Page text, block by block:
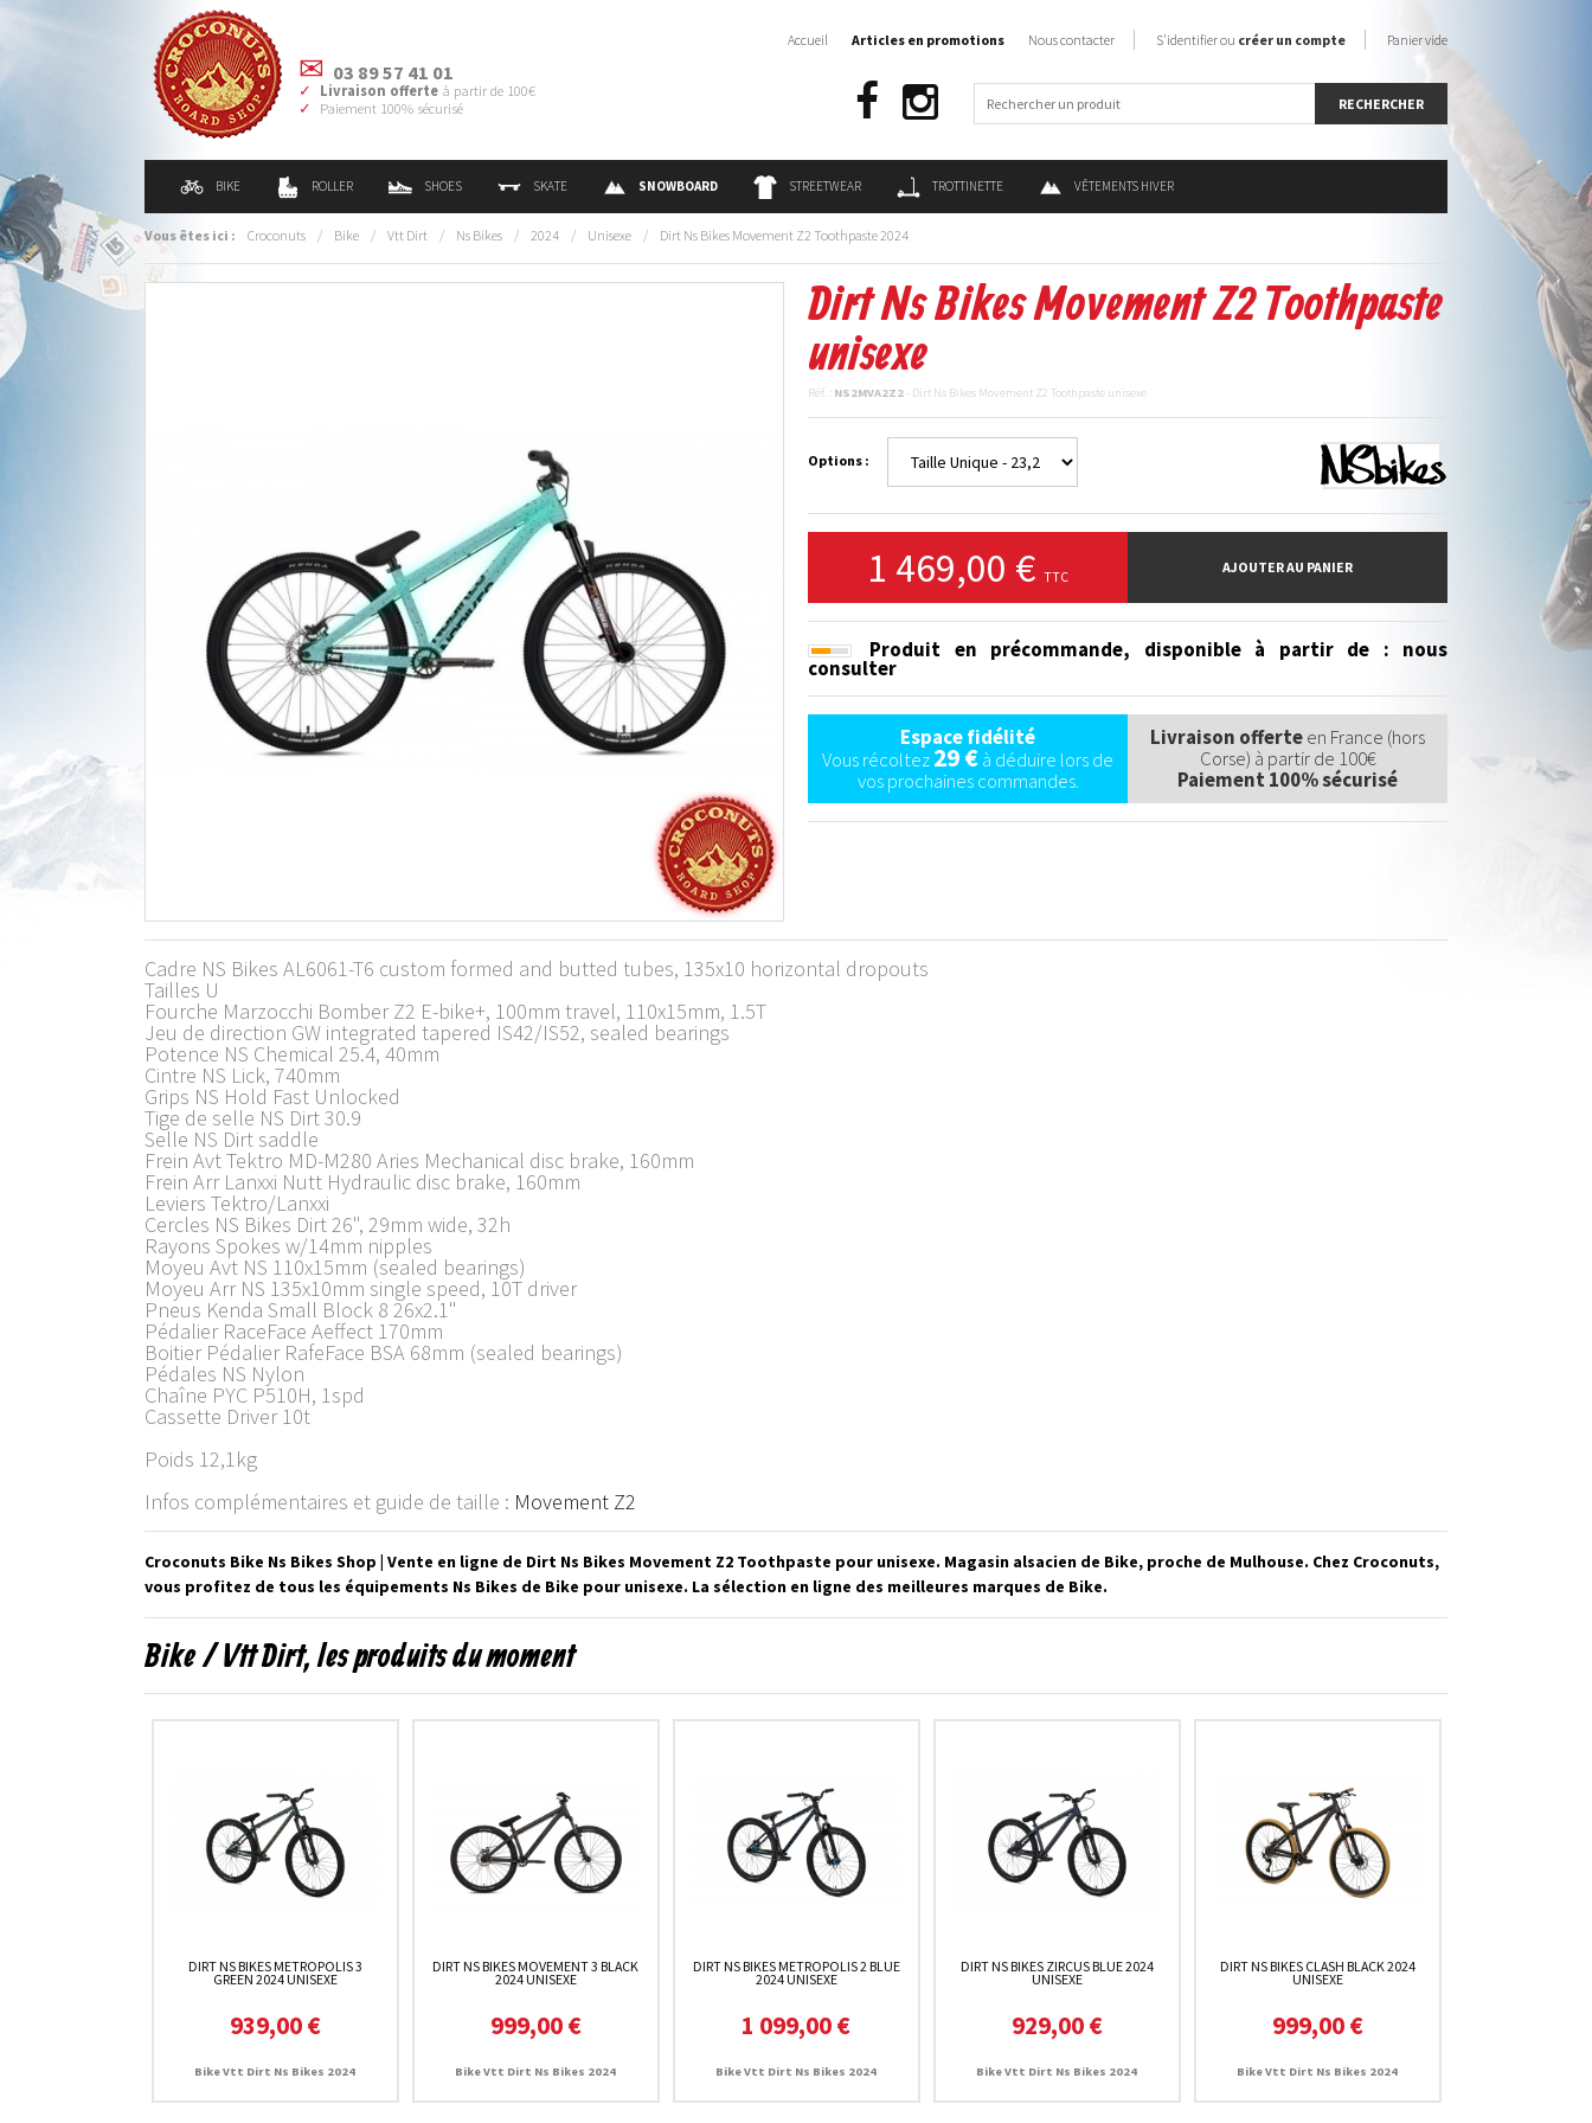
03 89 57 41 01
Livraison offerte à partir de 100€
Paiement 100% sécurisé
BIKE ROLLER SHOES SKATE SNOWBOARD STREETWEAR TROTTINETTE VÊTEMENTS HIVER
Accueil Articles en promotions Nous contacter S'identifier ou créer un compte Panier vide
Vous êtes ici : Croconuts / Bike / Vtt Dirt / Ns Bikes / 2024 / Unisexe / Dirt Ns Bikes Movement Z2 Toothpaste 2024
Dirt Ns Bikes Movement Z2 Toothpaste
unisexe
Réf. : NS2MVA2Z2 - Dirt Ns Bikes Movement Z2 Toothpaste unisexe
Options :
1 469,00 € TTC
AJOUTER AU PANIER
Produit en précommande, disponible à partir de : nous
consulter
Espace fidélité
Vous récoltez29 €à déduire lors de
vos prochaines commandes.
Livraison offerteen France (hors
Corse) à partir de 100€
Paiement 100% sécurisé
Cadre NS Bikes AL6061-T6 custom formed and butted tubes, 135x10 horizontal dropouts
Tailles U
Fourche Marzocchi Bomber Z2 E-bike+, 100mm travel, 110x15mm, 1.5T
Jeu de direction GW integrated tapered IS42/IS52, sealed bearings
Potence NS Chemical 25.4, 40mm
Cintre NS Lick, 740mm
Grips NS Hold Fast Unlocked
Tige de selle NS Dirt 30.9
Selle NS Dirt saddle
Frein Avt Tektro MD-M280 Aries Mechanical disc brake, 160mm
Frein Arr Lanxxi Nutt Hydraulic disc brake, 160mm
Leviers Tektro/Lanxxi
Cercles NS Bikes Dirt 26", 29mm wide, 32h
Rayons Spokes w/14mm nipples
Moyeu Avt NS 110x15mm (sealed bearings)
Moyeu Arr NS 135x10mm single speed, 10T driver
Pneus Kenda Small Block 8 26x2.1"
Pédalier RaceFace Aeffect 170mm
Boitier Pédalier RafeFace BSA 68mm (sealed bearings)
Pédales NS Nylon
Chaîne PYC P510H, 1spd
Cassette Driver 10t
Poids 12,1kg
Infos complémentaires et guide de taille : Movement Z2
Croconuts Bike Ns Bikes Shop | Vente en ligne de Dirt Ns Bikes Movement Z2 Toothpaste pour unisexe. Magasin alsacien de Bike, proche de Mulhouse. Chez Croconuts,
vous profitez de tous les équipements Ns Bikes de Bike pour unisexe. La sélection en ligne des meilleures marques de Bike.
Bike / Vtt Dirt, les produits du moment
DIRT NS BIKES METROPOLIS 3
GREEN 2024 UNISEXE
939,00 €
Bike Vtt Dirt Ns Bikes 2024
DIRT NS BIKES MOVEMENT 3 BLACK
2024 UNISEXE
999,00 €
Bike Vtt Dirt Ns Bikes 2024
DIRT NS BIKES METROPOLIS 2 BLUE
2024 UNISEXE
1 099,00 €
Bike Vtt Dirt Ns Bikes 2024
DIRT NS BIKES ZIRCUS BLUE 2024
UNISEXE
929,00 €
Bike Vtt Dirt Ns Bikes 2024
DIRT NS BIKES CLASH BLACK 2024
UNISEXE
999,00 €
Bike Vtt Dirt Ns Bikes 2024